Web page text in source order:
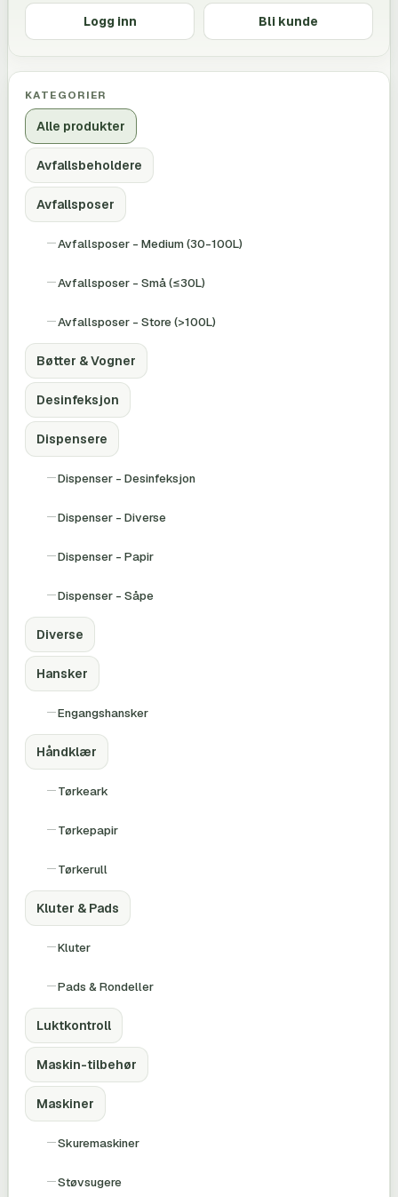
Logg inn Bli kunde
KATEGORIER
Alle produkter
Avfallsbeholdere
Avfallsposer
Avfallsposer - Medium (30-100L)
Avfallsposer - Små (≤30L)
Avfallsposer - Store (>100L)
Bøtter & Vogner
Desinfeksjon
Dispensere
Dispenser - Desinfeksjon
Dispenser - Diverse
Dispenser - Papir
Dispenser - Såpe
Diverse
Hansker
Engangshansker
Håndklær
Tørkeark
Tørkepapir
Tørkerull
Kluter & Pads
Kluter
Pads & Rondeller
Luktkontroll
Maskin-tilbehør
Maskiner
Skuremaskiner
Støvsugere